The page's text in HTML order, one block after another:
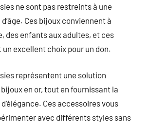
ne sont pas restreints à une
Ces bijoux conviennent à
des enfants aux adultes, et ces
excellent choix pour un don.
représentent une solution
en or, tout en fournissant la
Ces accessoires vous
avec différents styles sans